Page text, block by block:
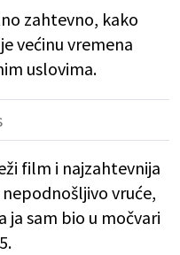
zahtevno, kako
većinu vremena
uslovima.
film i najzahtevnija
vruće,
ja sam bio u močvari